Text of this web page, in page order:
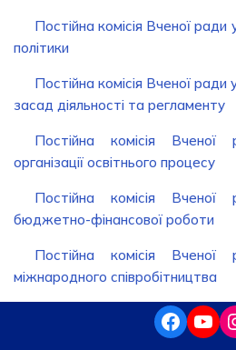
Постійна комісія Вченої ради
політики
Постійна комісія Вченої ради
засад діяльності та регламенту
Постійна комісія Вченої
організації освітнього процесу
Постійна комісія Вченої
бюджетно-фінансової роботи
Постійна комісія Вченої
міжнародного співробітництва